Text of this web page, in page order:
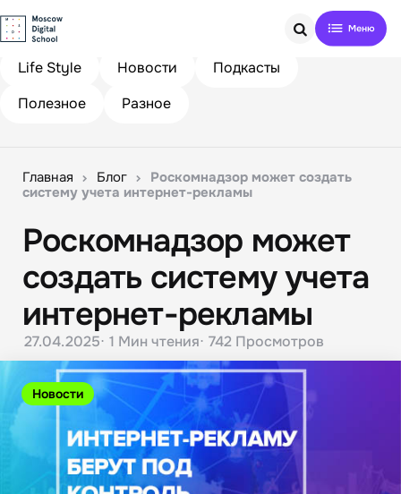
Search
Life Style
Новости
Подкасты
Полезное
Разное
Главная Блог
Роскомнадзор может создать
систему учета интернет-рекламы
Новости
Роскомнадзор может
создать систему учета
интернет-рекламы
27.04.2025 1 Мин чтения 742 Просмотров